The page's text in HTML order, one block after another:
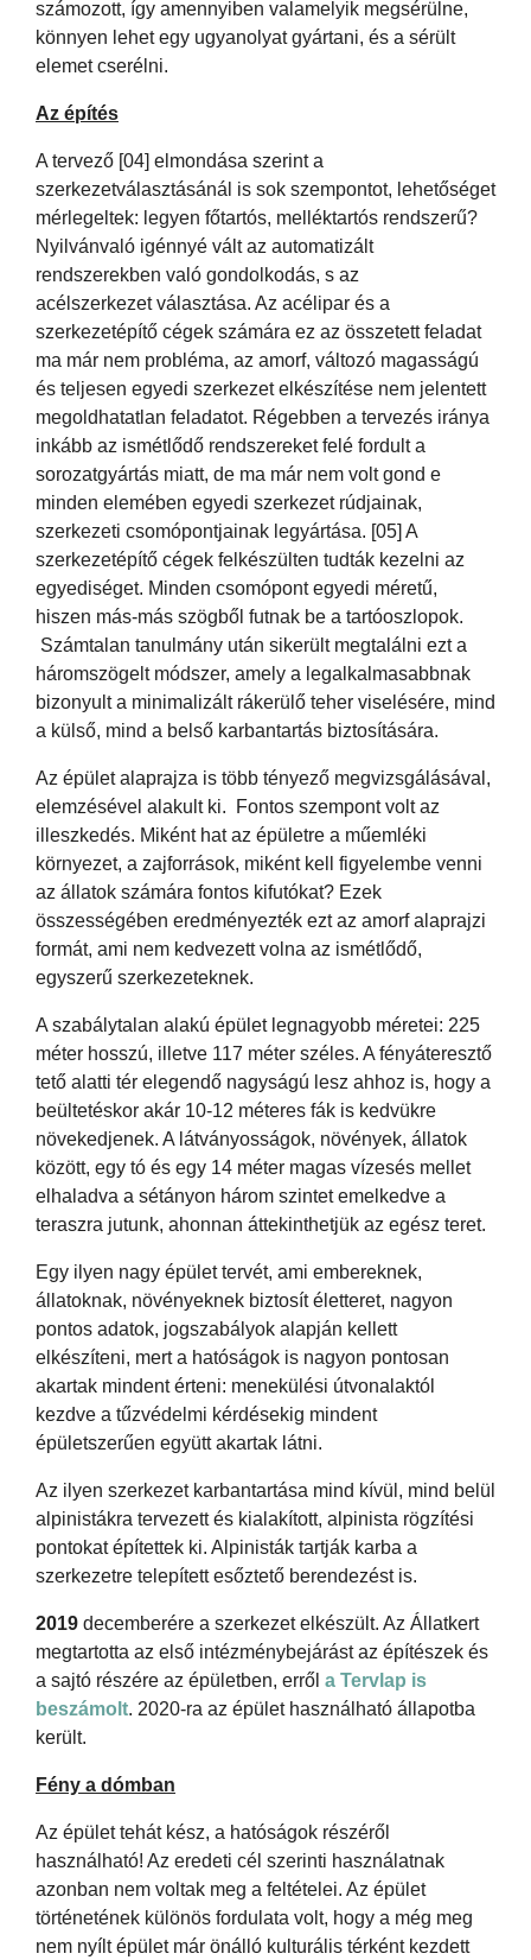
számozott, így amennyiben valamelyik megsérülne,
könnyen lehet egy ugyanolyat gyártani, és a sérült
elemet cserélni.
Az építés
A tervező [04] elmondása szerint a
szerkezetválasztásánál is sok szempontot, lehetőséget
mérlegeltek: legyen főtartós, melléktartós rendszerű?
Nyilvánvaló igénnyé vált az automatizált
rendszerekben való gondolkodás, s az
acélszerkezet választása. Az acélipar és a
szerkezetépítő cégek számára ez az összetett feladat
ma már nem probléma, az amorf, változó magasságú
és teljesen egyedi szerkezet elkészítése nem jelentett
megoldhatatlan feladatot. Régebben a tervezés iránya
inkább az ismétlődő rendszereket felé fordult a
sorozatgyártás miatt, de ma már nem volt gond e
minden elemében egyedi szerkezet rúdjainak,
szerkezeti csomópontjainak legyártása. [05] A
szerkezetépítő cégek felkészülten tudták kezelni az
egyediséget. Minden csomópont egyedi méretű,
hiszen más-más szögből futnak be a tartóoszlopok.
Számtalan tanulmány után sikerült megtalálni ezt a
háromszögelt módszer, amely a legalkalmasabbnak
bizonyult a minimalizált rákerülő teher viselésére, mind
a külső, mind a belső karbantartás biztosítására.
Az épület alaprajza is több tényező megvizsgálásával,
elemzésével alakult ki. Fontos szempont volt az
illeszkedés. Miként hat az épületre a műemléki
környezet, a zajforrások, miként kell figyelembe venni
az állatok számára fontos kifutókat? Ezek
összességében eredményezték ezt az amorf alaprajzi
formát, ami nem kedvezett volna az ismétlődő,
egyszerű szerkezeteknek.
A szabálytalan alakú épület legnagyobb méretei: 225
méter hosszú, illetve 117 méter széles. A fényáteresztő
tető alatti tér elegendő nagyságú lesz ahhoz is, hogy a
beültetéskor akár 10-12 méteres fák is kedvükre
növekedjenek. A látványosságok, növények, állatok
között, egy tó és egy 14 méter magas vízesés mellet
elhaladva a sétányon három szintet emelkedve a
teraszra jutunk, ahonnan áttekinthetjük az egész teret.
Egy ilyen nagy épület tervét, ami embereknek,
állatoknak, növényeknek biztosít életteret, nagyon
pontos adatok, jogszabályok alapján kellett
elkészíteni, mert a hatóságok is nagyon pontosan
akartak mindent érteni: menekülési útvonalaktól
kezdve a tűzvédelmi kérdésekig mindent
épületszerűen együtt akartak látni.
Az ilyen szerkezet karbantartása mind kívül, mind belül
alpinistákra tervezett és kialakított, alpinista rögzítési
pontokat építettek ki. Alpinisták tartják karba a
szerkezetre telepített esőztető berendezést is.
2019 decemberére a szerkezet elkészült. Az Állatkert
megtartotta az első intézménybejárást az építészek és
a sajtó részére az épületben, erről a Tervlap is
beszámolt. 2020-ra az épület használható állapotba
került.
Fény a dómban
Az épület tehát kész, a hatóságok részéről
használható! Az eredeti cél szerinti használatnak
azonban nem voltak meg a feltételei. Az épület
történetének különös fordulata volt, hogy a még meg
nem nyílt épület már önálló kulturális térként kezdett